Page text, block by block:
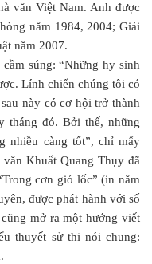
văn Việt Nam. Anh được
năm 1984, 2004; Giải
năm 2007.
súng: “Những hy sinh
Lính chiến chúng tôi có
này có cơ hội trở thành
tháng đó. Bởi thế, những
nhiều càng tốt”, chỉ mấy
Khuất Quang Thụy đã
cơn gió lốc” (in năm
được phát hành với số
mở ra một hướng viết
thuyết sử thi nói chung: